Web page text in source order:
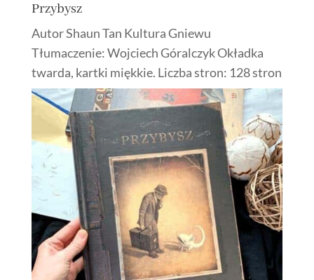
Przybysz
Autor Shaun Tan Kultura Gniewu
Tłumaczenie: Wojciech Góralczyk Okładka
twarda, kartki miękkie. Liczba stron: 128 stron